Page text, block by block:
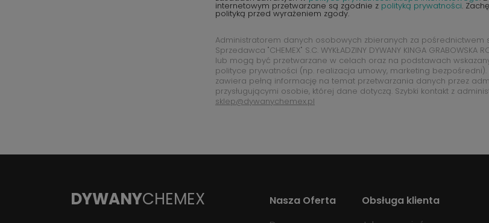
internetowym przetwarzane są zgodnie z polityką prywatności.
polityką przed wyrażeniem zgody.
Administratorem danych osobowych zbieranych za pośrednictwem
Sprzedawca "CHEMEX" S.C. WYKŁADZINY DYWANY KINGA GRABOWSKA
lub mogą być przetwarzane w celach oraz na podstawach
polityce prywatności (np. realizacja umowy, marketing bezpośredni).
zawiera pełną informację na temat przetwarzania danych przez
przysługującymi osobie, której dane dotyczą. Szybki kontakt z
sklep@dywanychemex.pl
DYWANYCHEMEX Nasza Oferta Obsługa klienta